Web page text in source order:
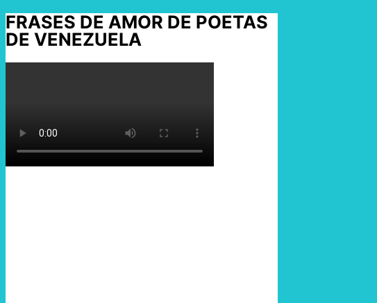
FRASES DE AMOR DE POETAS
DE VENEZUELA